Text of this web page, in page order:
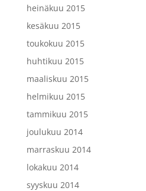
heinäkuu 2015
kesäkuu 2015
toukokuu 2015
huhtikuu 2015
maaliskuu 2015
helmikuu 2015
tammikuu 2015
joulukuu 2014
marraskuu 2014
lokakuu 2014
syyskuu 2014